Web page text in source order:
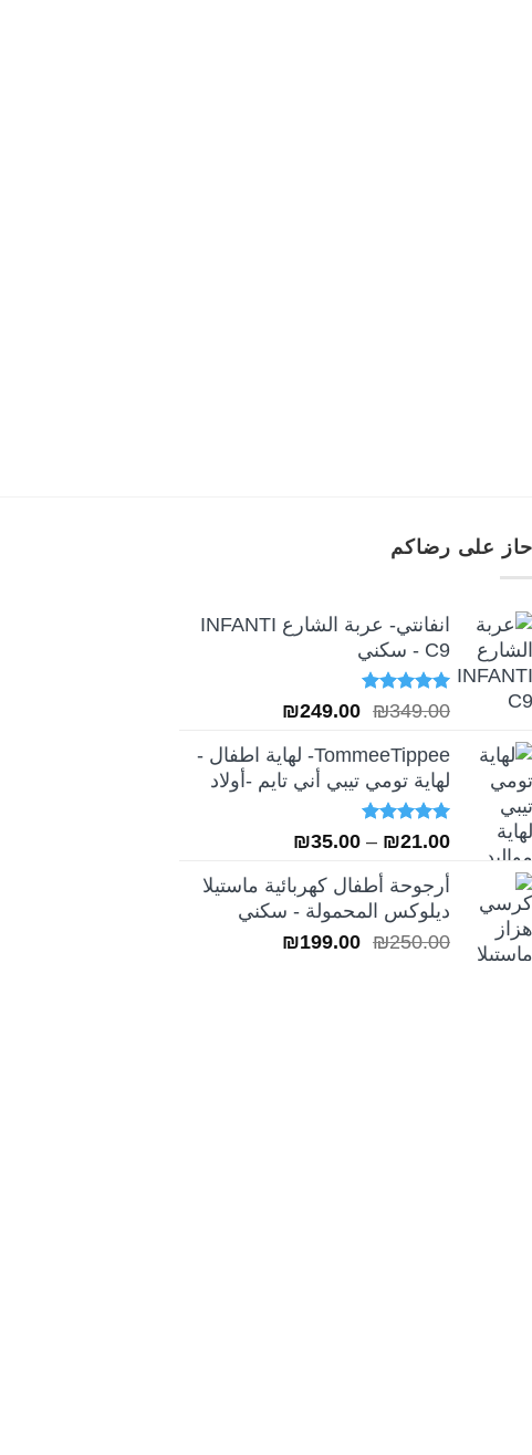
حاز على رضاكم
انفانتي- عربة الشارع INFANTI
C9 - سكني
تم التقييم
5.00 من 5
₪349.00
السعر
هو:
₪349.00.
₪249.00
السعر
هو:
₪249.00.
TommeeTippee- لهاية اطفال -
لهاية تومي تيبي أني تايم -أولاد
تم التقييم
5.00من 5
₪21.00
–
₪35.00
من
خلال
أرجوحة أطفال كهربائية ماستيلا
ديلوكس المحمولة - سكني
₪250.00
السعر ₪199.00
السعر